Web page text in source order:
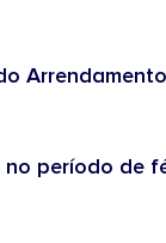
Arrendamento
período de